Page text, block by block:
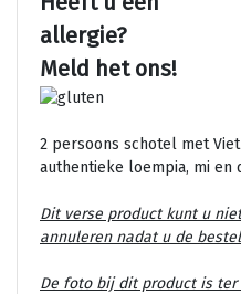
allergie?
Meld het ons!
2 persoons schotel met
authentieke loempia, mi en
Dit verse product kunt u
annuleren nadat u de
De foto bij dit product is